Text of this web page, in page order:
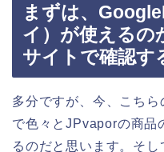
まずは、
イ）が使えるの
サイトで確認す
多分ですが、今、こち
で色々とJPvaporの商品
るのだと思います。そ